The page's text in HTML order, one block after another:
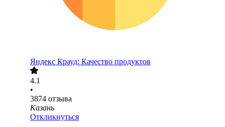
Яндекс Крауд: Качество продуктов
4.1
•
3874 отзыва
Казань
Откликнуться